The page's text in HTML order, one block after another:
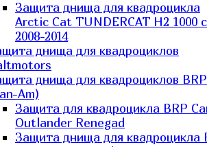
Защита днища для квадроцикла
Arctic Cat TUNDERCAT H2 1000 c
2008-2014
днища для квадроциклов
днища для квадроциклов BRP
Am)
Защита для квадроцикла BRP
Outlander Renegad
Защита днища для квадроцикла